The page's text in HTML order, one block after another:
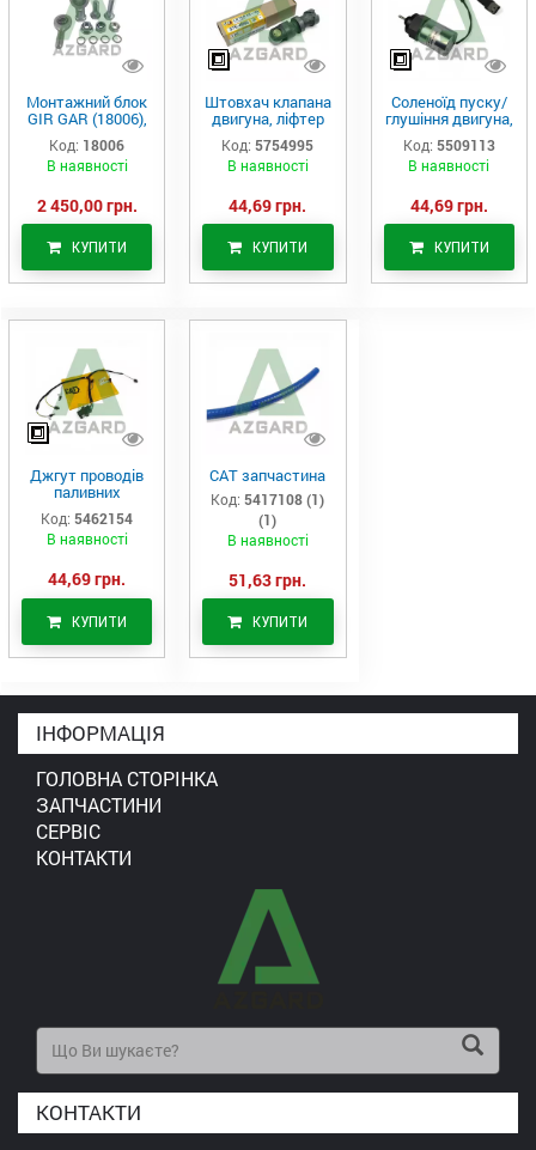
Монтажний блок
GIR GAR (18006),
Аналог
Код: 18006
В наявності
2 450,00 грн.
КУПИТИ
Штовхач клапана
двигуна, ліфтер
(575-4995)
Код: 5754995
В наявності
44,69 грн.
КУПИТИ
Соленоїд пуску/
глушіння двигуна,
актуатор (550-
9113)
Код: 5509113
В наявності
44,69 грн.
КУПИТИ
Джгут проводів
паливних
форсунок CAT
C7/C9 (546-2154)
Код: 5462154
В наявності
44,69 грн.
КУПИТИ
САТ запчастина
Код: 5417108 (1)
(1)
В наявності
51,63 грн.
КУПИТИ
ІНФОРМАЦІЯ
ГОЛОВНА СТОРІНКА
ЗАПЧАСТИНИ
СЕРВІС
КОНТАКТИ
КОНТАКТИ